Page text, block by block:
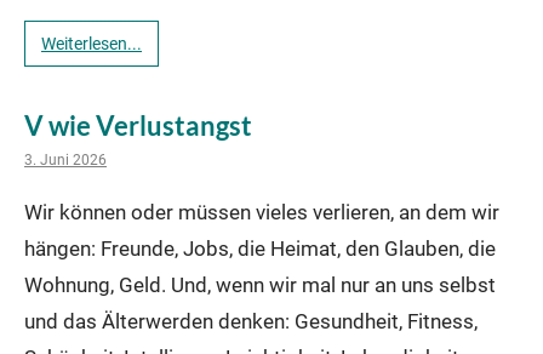
Weiterlesen...
V wie Verlustangst
3. Juni 2026
Wir können oder müssen vieles verlieren, an dem wir
hängen: Freunde, Jobs, die Heimat, den Glauben, die
Wohnung, Geld. Und, wenn wir mal nur an uns selbst
und das Älterwerden denken: Gesundheit, Fitness,